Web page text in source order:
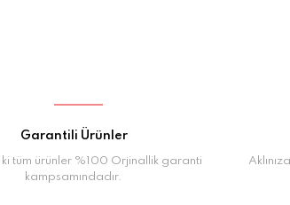
Garantili Ürünler
tüm ürünler %100 Orjinallik garanti
kampsamındadır.